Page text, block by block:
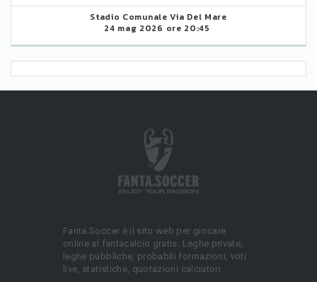
Stadio Comunale Via Del Mare
24 mag 2026 ore 20:45
Fanta.Soccer è il sito web per giocare
online al fantacalcio gratis. Leghe private,
leghe pubbliche, probabili formazioni, voti
live, statistiche, quotazioni calciatori.